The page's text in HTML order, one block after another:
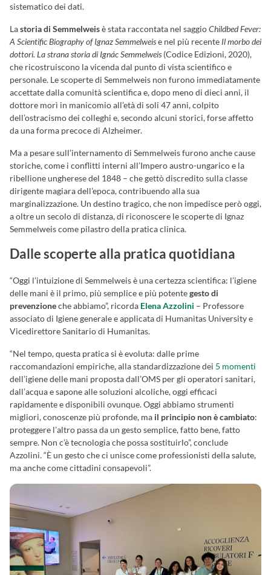
sistematico dei dati.
Lastoria di Semmelweisè stata raccontata nel saggioChildbed Fever:
A Scientific Biography of Ignaz Semmelweise nel più recente Il morbo dei
dottori. La strana storia di Ignác Semmelweis (Codice Edizioni, 2020),
che ricostruiscono la vicenda dal punto di vista scientifico e
personale. Le scoperte di Semmelweis non furono immediatamente
accettate dalla comunità scientifica e, dopo meno di dieci anni, il
dottore morì in manicomio all’età di soli 47 anni, colpito
dell’ostracismo dei colleghi e, secondo alcuni storici, forse affetto
da una forma precoce di Alzheimer.
Ma a pesare sull’internamento di Semmelweis furono anche cause
storiche, come i conflitti interni all’Impero austro-ungarico e la
ribellione ungherese del 1848 – che gettò discredito sulla classe
dirigente magiara dell’epoca, contribuendo alla sua
marginalizzazione. Un destino tragico, che non impedisce però oggi,
a oltre un secolo di distanza, di riconoscere le scoperte di Ignaz
Semmelweis come pilastro della pratica clinica.
Dalle scoperte alla pratica quotidiana
“Oggi l’intuizione di Semmelweis è una certezza scientifica: l’igiene
delle mani è il primo, più semplice e più potentegesto di
prevenzioneche abbiamo”, ricorda Elena Azzolini – Professore
associato di Igiene generale e applicata di Humanitas University e
Vicedirettore Sanitario di Humanitas.
“Nel tempo, questa pratica si è evoluta: dalle prime
raccomandazioni empiriche, alla standardizzazione dei 5 momenti
dell’igiene delle mani proposta dall’OMS per gli operatori sanitari,
dall’acqua e sapone alle soluzioni alcoliche, oggi efficaci
rapidamente e disponibili ovunque. Oggi abbiamo strumenti
migliori, conoscenze più profonde, ma il principio non è cambiato:
proteggere l’altro passa da un gesto semplice, fatto bene, fatto
sempre. Non c’è tecnologia che possa sostituirlo”, conclude
Azzolini. “È un gesto che ci unisce come professionisti della salute,
ma anche come cittadini consapevoli”.